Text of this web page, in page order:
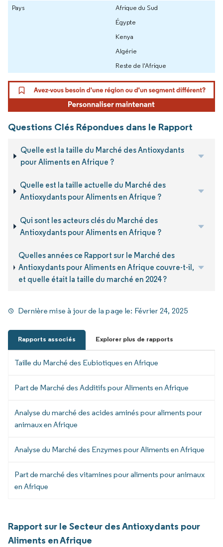
Pays
Afrique du Sud
Égypte
Kenya
Algérie
Reste de l'Afrique
Questions Clés Répondues dans le Rapport
Quelle est la taille du Marché des Antioxydants
pour Aliments en Afrique ?
Quelle est la taille actuelle du Marché des
Antioxydants pour Aliments en Afrique ?
Qui sont les acteurs clés du Marché des
Antioxydants pour Aliments en Afrique ?
Quelles années ce Rapport sur le Marché des
Antioxydants pour Aliments en Afrique couvre-t-il,
et quelle était la taille du marché en 2024 ?
Dernière mise à jour de la page le: Février 24, 2025
Rapports associés Explorer plus de rapports
Taille du Marché des Eubiotiques en Afrique
Part de Marché des Additifs pour Aliments en Afrique
Analyse du marché des acides aminés pour aliments pour
animaux en Afrique
Analyse du Marché des Enzymes pour Aliments en Afrique
Part de marché des vitamines pour aliments pour animaux
en Afrique
Rapport sur le Secteur des Antioxydants pour
Aliments en Afrique